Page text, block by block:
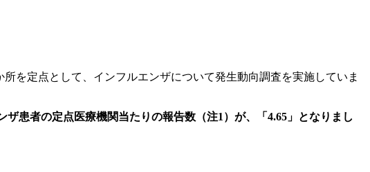
を定点として、インフルエンザについて発生動向調査を実施していま
患者の定点医療機関当たりの報告数（注1）が、「4.65」となりまし